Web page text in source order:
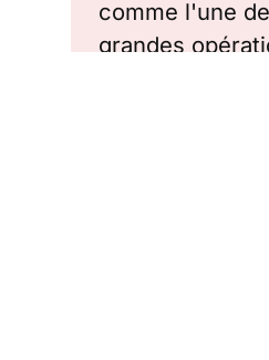
comme l'une